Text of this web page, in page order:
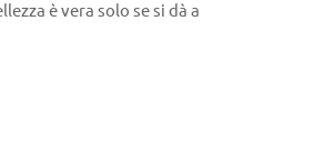
è vera solo se si dà a